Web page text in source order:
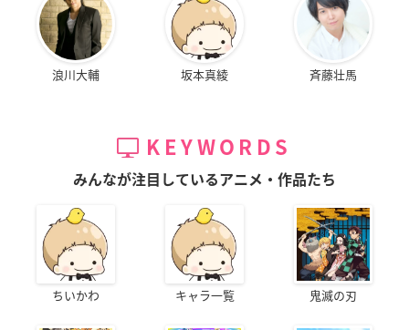
浪川大輔 坂本真綾 斉藤壮馬
KEYWORDS
みんなが注目しているアニメ・作品たち
ちいかわ キャラ一覧 鬼滅の刃